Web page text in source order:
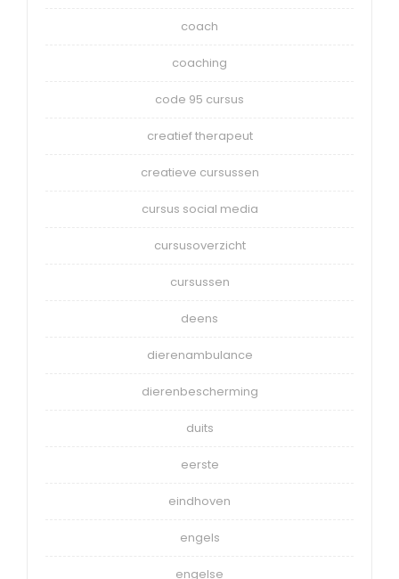
coach
coaching
code 95 cursus
creatief therapeut
creatieve cursussen
cursus social media
cursusoverzicht
cursussen
deens
dierenambulance
dierenbescherming
duits
eerste
eindhoven
engels
engelse